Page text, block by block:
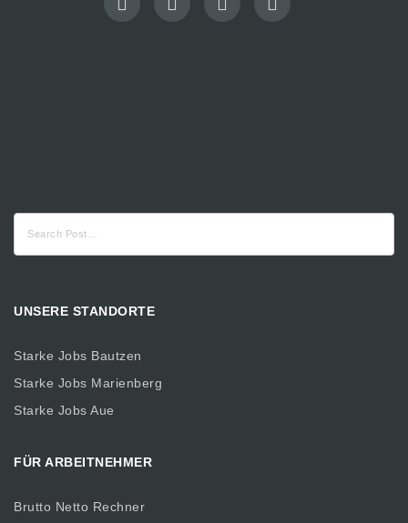
nach:
UNSERE STANDORTE
Starke Jobs Bautzen
Starke Jobs Marienberg
Starke Jobs Aue
FÜR ARBEITNEHMER
Brutto Netto Rechner